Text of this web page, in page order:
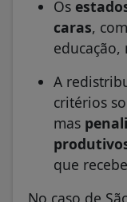
Os
caras,
A
critérios
mas
que
No caso de